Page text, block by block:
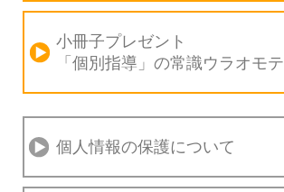
小冊子プレゼント
「個別指導」の常識ウラオモテ
個人情報の保護について